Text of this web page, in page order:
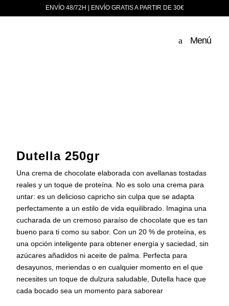
ENVÍO 48/72H | ENVÍO GRATIS A PARTIR DE 30€
Menú
Dutella 250gr
Una crema de chocolate elaborada con avellanas tostadas
reales y un toque de proteína. No es solo una crema para
untar: es un delicioso capricho sin culpa que se adapta
perfectamente a un estilo de vida equilibrado. Imagina una
cucharada de un cremoso paraíso de chocolate que es tan
bueno para ti como su sabor. Con un 20 % de proteína, es
una opción inteligente para obtener energía y saciedad, sin
azúcares añadidos ni aceite de palma. Perfecta para
desayunos, meriendas o en cualquier momento en el que
necesites un toque de dulzura saludable, Dutella hace que
cada bocado sea un momento para saborear